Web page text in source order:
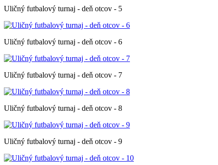
Uličný futbalový turnaj - deň otcov - 5
Uličný futbalový turnaj - deň otcov - 6
Uličný futbalový turnaj - deň otcov - 7
Uličný futbalový turnaj - deň otcov - 8
Uličný futbalový turnaj - deň otcov - 9